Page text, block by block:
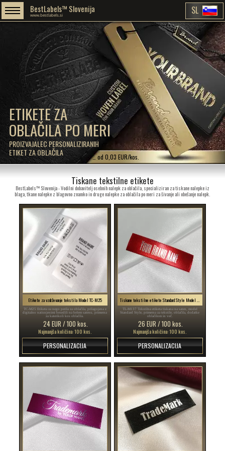
ETIKETE ZA
OBLAČILA PO MERI
PROIZVAJALEC PERSONALIZIRANIH
ETIKET ZA OBLAČILA
BestLabels™ Slovenija
www.bestlabels.si SL
… od 0,03 EUR/kos.
Tiskane tekstilne etikete
BestLabels™ Slovenija - Vodilni dobavitelj osebnih nalepk za oblačila, specializiran za tiskane nalepke iz
blaga, tkane nalepke z blagovno znamko in druge nalepke za oblačila po meri za šivanje ali obešanje nalepk.
Etikete za vzdrževanje tekstila Model TC-M25
TC-M25 Etiketa za nego perila za oblačila, prilagojena z
digitalno natisnjenimi besedili na belem satenu, primerna
za katerikoli kos oblačila.
24 EUR / 100 kos.
Najmanjša količina: 100 kos.
PERSONALIZACIJA
TL-M137 Tekstilna etiketa tiskana na saten, model
Standard Style, primerna za tekstile, oblačila, dodatke
oblačilom in več.
26 EUR / 100 kos.
Najmanjša količina: 100 kos.
PERSONALIZACIJA